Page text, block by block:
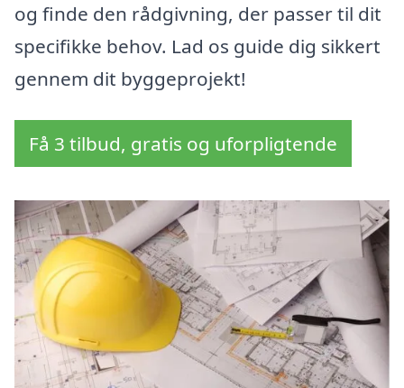
og finde den rådgivning, der passer til dit
specifikke behov. Lad os guide dig sikkert
gennem dit byggeprojekt!
Få 3 tilbud, gratis og uforpligtende